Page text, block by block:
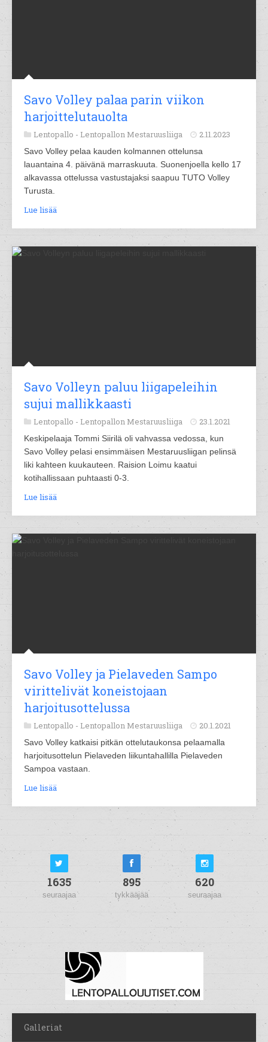
Savo Volley palaa parin viikon
harjoittelutauolta
Lentopallo - Lentopallon Mestaruusliiga 2.11.2023
Savo Volley pelaa kauden kolmannen ottelunsa
lauantaina 4. päivänä marraskuuta. Suonenjoella kello 17
alkavassa ottelussa vastustajaksi saapuu TUTO Volley
Turusta.
Lue lisää
Savo Volleyn paluu liigapeleihin
sujui mallikkaasti
Lentopallo - Lentopallon Mestaruusliiga 23.1.2021
Keskipelaaja Tommi Siirilä oli vahvassa vedossa, kun
Savo Volley pelasi ensimmäisen Mestaruusliigan pelinsä
liki kahteen kuukauteen. Raision Loimu kaatui
kotihallissaan puhtaasti 0-3.
Lue lisää
Savo Volley ja Pielaveden Sampo
virittelivät koneistojaan
harjoitusottelussa
Lentopallo - Lentopallon Mestaruusliiga 20.1.2021
Savo Volley katkaisi pitkän ottelutaukonsa pelaamalla
harjoitusottelun Pielaveden liikuntahallilla Pielaveden
Sampoa vastaan.
Lue lisää
1635
seuraajaa
895
tykkääjää
620
seuraajaa
Galleriat